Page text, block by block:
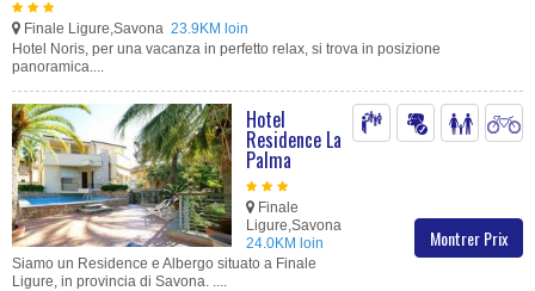
Finale Ligure,Savona 23.9KM loin
Hotel Noris, per una vacanza in perfetto relax, si trova in posizione
panoramica....
Montrer Prix
Hotel
Residence La
Palma
Finale
Ligure,Savona
24.0KM loin
Siamo un Residence e Albergo situato a Finale
Ligure, in provincia di Savona. ....